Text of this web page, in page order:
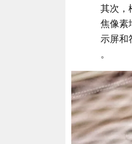
其次，
焦像素
示屏和
。